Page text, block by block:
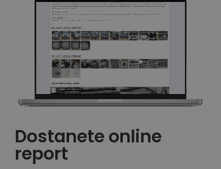
Dostanete online
report